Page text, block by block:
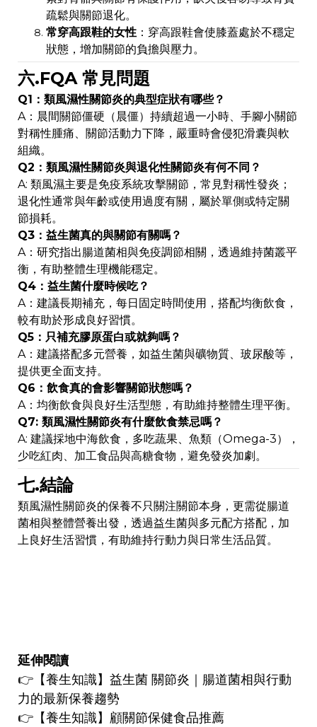
疏鬆與關節退化。
常穿高跟鞋的女性 ：穿高跟鞋會使膝蓋處於不穩定
狀態，增加關節的負擔與壓力。
六.FQA 常見問題
Q1：類風濕性關節炎的典型症狀有哪些？
A：晨間關節僵硬（晨僵）持續超過一小時、手腳小關節
對稱性腫痛、關節活動力下降，嚴重時會侵犯滑囊與軟
組織。
Q2：類風濕性關節炎與退化性關節炎有何不同？
A: 類風濕主要是免疫系統攻擊關節，常見對稱性發炎；
退化性通常與年齡或使用過度有關，屬於單側或特定關
節損耗。
Q3：益生菌真的與關節有關嗎？
A：研究指出腸道菌相與免疫調節相關，透過維持菌叢平
衡，有助整體生理機能穩定。
Q4：益生菌什麼時候吃？
A：建議長期補充，每日固定時間使用，搭配均衡飲食，
較有助於形成良好習慣。
Q5：只補充膠原蛋白或就夠嗎？
A：建議搭配多元營養，如益生菌與礦物質、玻尿酸等，
提供更全面支持。
Q6：飲食真的會影響關節狀態嗎？
A：均衡飲食與良好生活型態，有助維持整體生理平衡。
Q7: 類風濕性關節炎有什麼飲食禁忌嗎？
A: 建議採地中海飲食，多吃蔬果、魚類（Omega-3），
少吃紅肉、加工食品與高糖食物，避免發炎加劇。
七.結論
類風濕性關節炎的保養不只關注關節本身，更需從腸道
菌相與整體營養出發，透過益生菌與多元配方搭配，加
上良好生活習慣，有助維持行動力與日常生活品質。
延伸閱讀
👉 【養生知識】 益生菌 關節炎｜腸道菌相與行動
力的最新保養趨勢
👉 【養生知識】 顧關節保健食品推薦